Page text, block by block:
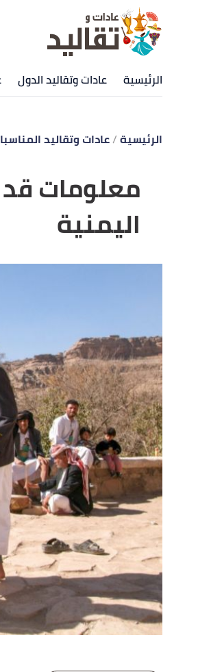
الرئيسية عادات وتقاليد الدول
الرئيسية عادات وتقاليد
معلومات
اليمنية